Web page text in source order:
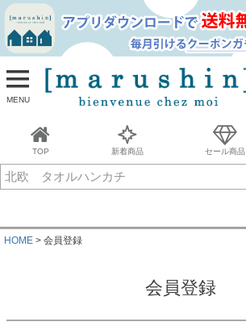
MENU
TOP 新着商品 セール商品
並び順
新着順
古い順
価格が安い順
価格が高い順
キーワードヒット順
HOME 会員登録
会員登録